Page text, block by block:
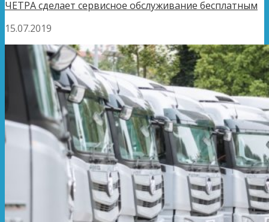
ЧЕТРА сделает сервисное обслуживание бесплатным
15.07.2019